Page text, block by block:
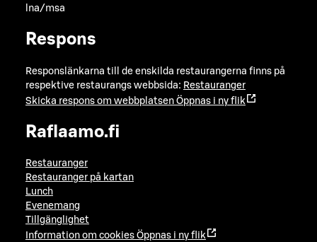
lna/msa
Respons
Responslänkarna till de enskilda restaurangerna finns på
respektive restaurangs webbsida: Restauranger
Skicka respons om webbplatsen Öppnas i ny flik
Raflaamo.fi
Restauranger
Restauranger på kartan
Lunch
Evenemang
Tillgänglighet
Information om cookies Öppnas i ny flik